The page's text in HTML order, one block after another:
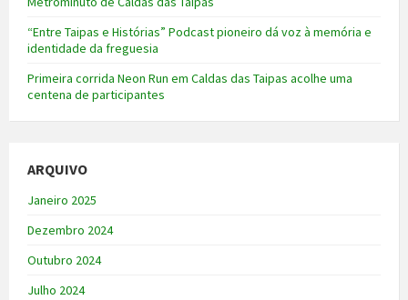
“Entre Taipas e Histórias” Podcast pioneiro dá voz à memória e
identidade da freguesia
Primeira corrida Neon Run em Caldas das Taipas acolhe uma
centena de participantes
ARQUIVO
Janeiro 2025
Dezembro 2024
Outubro 2024
Julho 2024